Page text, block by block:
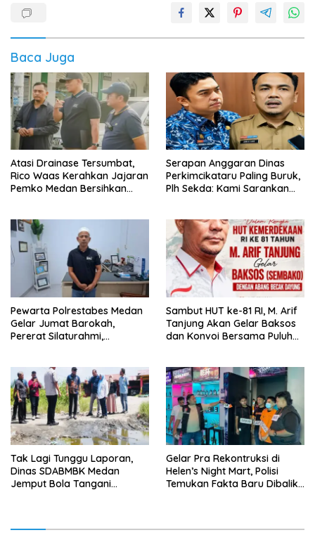
Baca Juga
Atasi Drainase Tersumbat,
Rico Waas Kerahkan Jajaran
Pemko Medan Bersihkan
Serapan Anggaran Dinas
Perkimcikataru Paling Buruk,
Plh Sekda: Kami Sarankan
Pewarta Polrestabes Medan
Gelar Jumat Barokah,
Pererat Silaturahmi,
‎Sambut HUT ke-81 RI, M. Arif
Tanjung Akan Gelar Baksos
dan Konvoi Bersama Puluhan
Tak Lagi Tunggu Laporan,
Dinas SDABMBK Medan
Jemput Bola Tangani
Gelar Pra Rekontruksi di
Helen’s Night Mart, Polisi
Temukan Fakta Baru Dibalik